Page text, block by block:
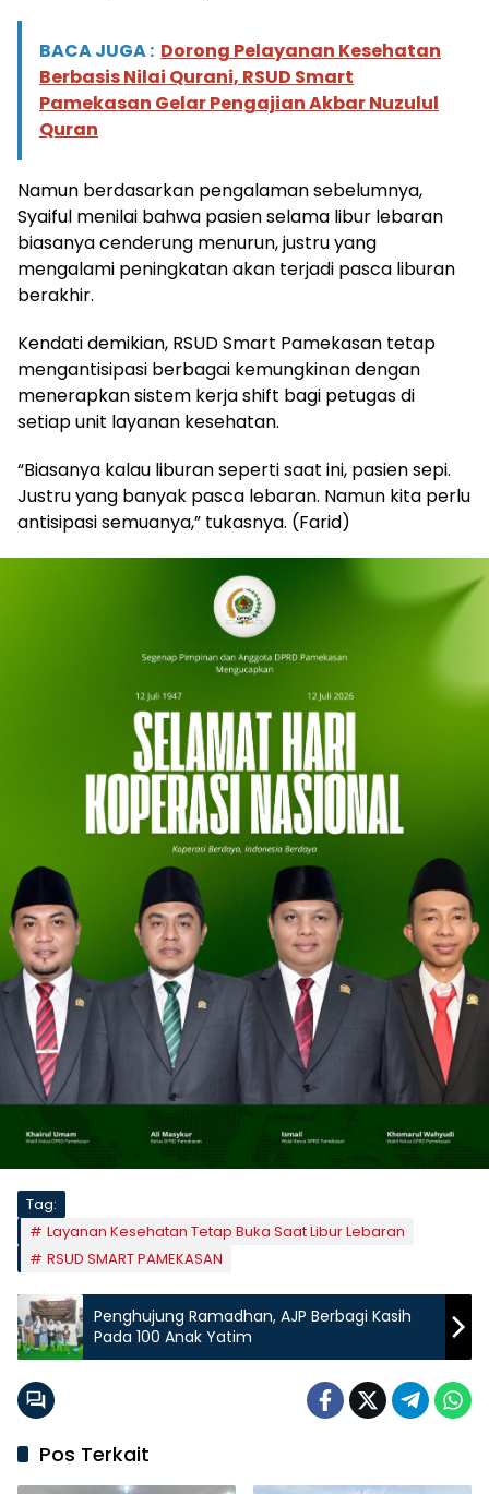
BACA JUGA : Dorong Pelayanan Kesehatan
Berbasis Nilai Qurani, RSUD Smart
Pamekasan Gelar Pengajian Akbar Nuzulul
Quran
Namun berdasarkan pengalaman sebelumnya,
Syaiful menilai bahwa pasien selama libur lebaran
biasanya cenderung menurun, justru yang
mengalami peningkatan akan terjadi pasca liburan
berakhir.
Kendati demikian, RSUD Smart Pamekasan tetap
mengantisipasi berbagai kemungkinan dengan
menerapkan sistem kerja shift bagi petugas di
setiap unit layanan kesehatan.
“Biasanya kalau liburan seperti saat ini, pasien sepi.
Justru yang banyak pasca lebaran. Namun kita perlu
antisipasi semuanya,” tukasnya. (Farid)
Tag:
Layanan Kesehatan Tetap Buka Saat Libur Lebaran
RSUD SMART PAMEKASAN
Penghujung Ramadhan, AJP Berbagi Kasih
Pada 100 Anak Yatim
Pos Terkait